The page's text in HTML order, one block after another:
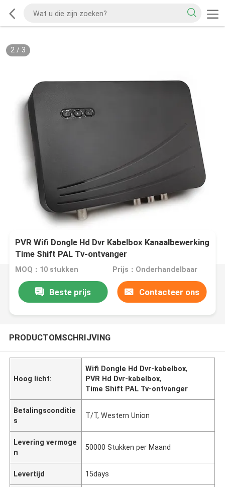
2/ 3
PVR Wifi Dongle Hd Dvr Kabelbox Kanaalbewerking
Time Shift PAL Tv-ontvanger
MOQ：10 stukken Prijs：Onderhandelbaar
Beste prijs Contacteer ons
PRODUCTOMSCHRIJVING
Hoog licht:
Wifi Dongle Hd Dvr-kabelbox,
PVR Hd Dvr-kabelbox,
Time Shift PAL Tv-ontvanger
Betalingsconditie
s
T/T, Western Union
Levering vermoge
n
50000 Stukken per Maand
Levertijd 15days